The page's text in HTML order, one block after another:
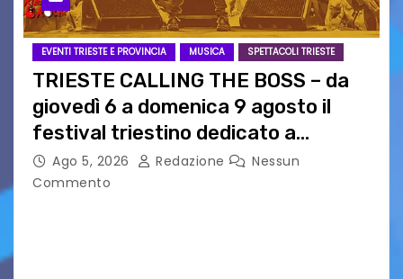
EVENTI TRIESTE E PROVINCIA MUSICA SPETTACOLI TRIESTE
TRIESTE CALLING THE BOSS – da
giovedì 6 a domenica 9 agosto il
festival triestino dedicato a
Springsteen
Ago 5, 2026 Redazione
Nessun
Commento